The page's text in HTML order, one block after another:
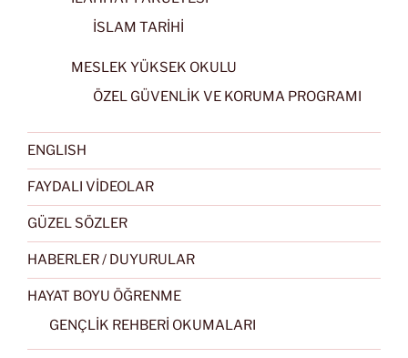
İSLAM TARİHİ
MESLEK YÜKSEK OKULU
ÖZEL GÜVENLİK VE KORUMA PROGRAMI
ENGLISH
FAYDALI VİDEOLAR
GÜZEL SÖZLER
HABERLER / DUYURULAR
HAYAT BOYU ÖĞRENME
GENÇLİK REHBERİ OKUMALARI